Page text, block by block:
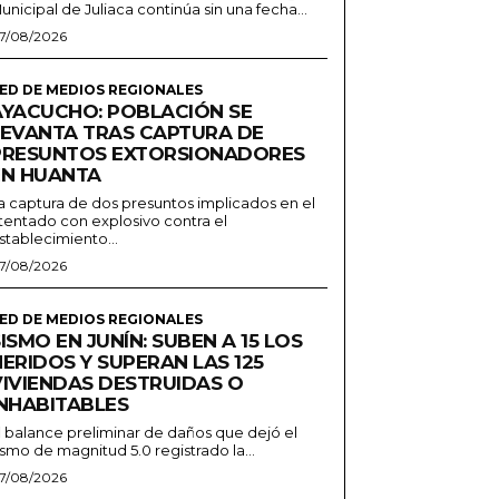
de Juliaca continúa sin una fecha...
08/2026
DE MEDIOS REGIONALES
POBLACIÓN SE
TRAS CAPTURA DE
EXTORSIONADORES
HUANTA
captura de dos presuntos implicados en el
con explosivo contra el
08/2026
DE MEDIOS REGIONALES
EN JUNÍN: SUBEN A 15 LOS
Y SUPERAN LAS 125
DESTRUIDAS O
balance preliminar de daños que dejó el
de magnitud 5.0 registrado la...
08/2026